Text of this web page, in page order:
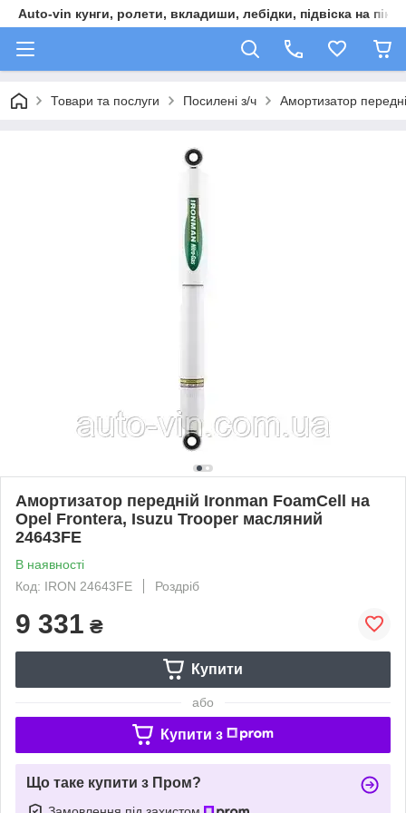
Auto-vin кунги, ролети, вкладиши, лебідки, підвіска на пікап
Товари та послуги Посилені з/ч Амортизатор
Амортизатор передній Ironman FoamCell на
Opel Frontera, Isuzu Trooper масляний
24643FE
В наявності
Код: IRON 24643FE
Роздріб
9 331 ₴
Купити
або
Купити з
Що таке купити з Пром?